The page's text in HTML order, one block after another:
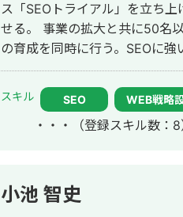
ス「SEOトライアル」を立ち
せる。 事業の拡大と共に50名
の育成を同時に行う。SEOに
制作から一気通貫のご支援も
の被リンク獲得代行、常時10
ン。 常時70件以上のクライア
200件以上。 プロのセールスライターチームも束ね、記事はもちろん、LPのコ
活気と成果を届けます。
スキル SEO WEB戦略
・・・ （登録スキル数：8
小池 智史